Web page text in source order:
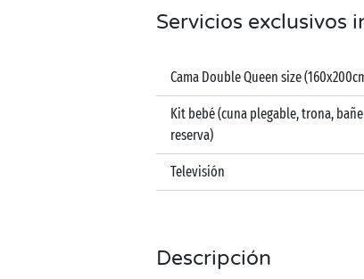
Servicios exclusivos
Cama Double Queen size
Kit bebé (cuna plegable, trona,
reserva)
Televisión
Descripción